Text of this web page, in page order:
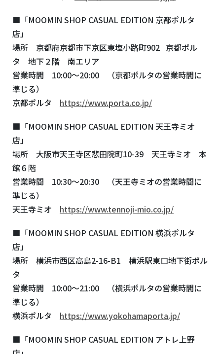
■「MOOMIN SHOP CASUAL EDITION 京都ポルタ
店」
場所 京都府京都市下京区東塩小路町902 京都ポル
タ 地下２階 南エリア
営業時間 10:00～20:00 （京都ポルタの営業時間に
準じる）
京都ポルタ https://www.porta.co.jp/
■「MOOMIN SHOP CASUAL EDITION 天王寺ミオ
店」
場所 大阪市天王寺区悲田院町10-39 天王寺ミオ 本
館６階
営業時間 10:30～20:30 （天王寺ミオの営業時間に
準じる）
天王寺ミオ https://www.tennoji-mio.co.jp/
■「MOOMIN SHOP CASUAL EDITION 横浜ポルタ
店」
場所 横浜市西区高島2-16-B1 横浜駅東口地下街ポル
タ
営業時間 10:00～21:00 （横浜ポルタの営業時間に
準じる）
横浜ポルタ https://www.yokohamaporta.jp/
■「MOOMIN SHOP CASUAL EDITION アトレ上野